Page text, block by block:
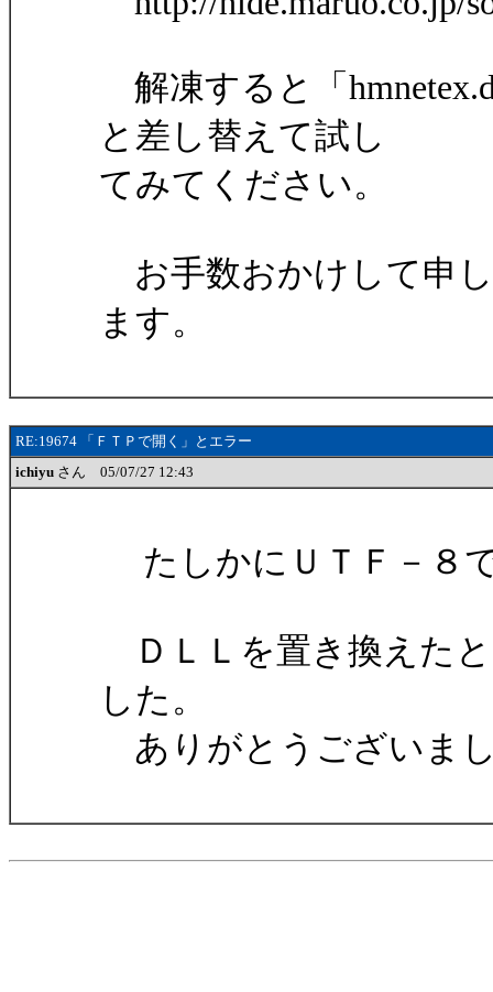
解凍すると「
と差し替えて試し
てみてください。
お手数おかけして申
ます。
RE:19674 「ＦＴＰで開く」とエラー
ichiyu さん 05/07/27 12:43
たしかにＵＴＦ－８
ＤＬＬを置き換えた
した。
ありがとうございま